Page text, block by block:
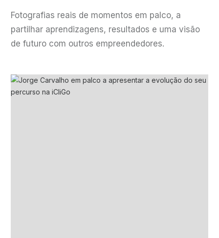
Fotografias reais de momentos em palco, a
partilhar aprendizagens, resultados e uma visão
de futuro com outros empreendedores.